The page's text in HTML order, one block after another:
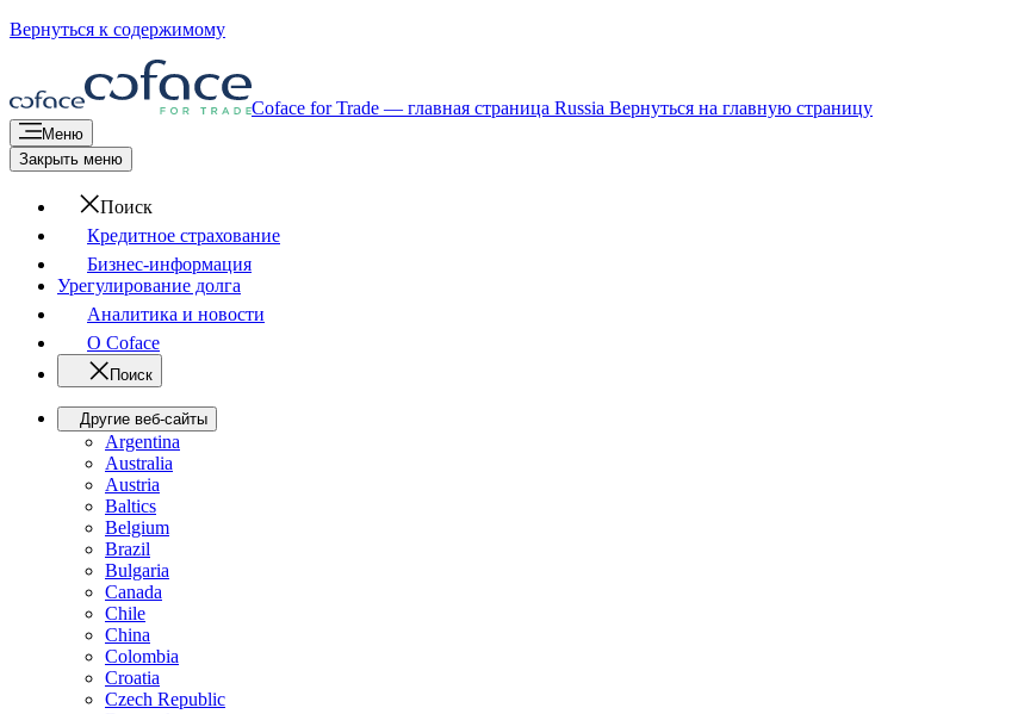
Вернуться к содержимому
Coface for Trade — главная страница Russia Вернуться на главную страницу
Меню
Закрыть меню
Поиск
Кредитное страхование
Бизнес-информация
Урегулирование долга
Аналитика и новости
О Coface
Поиск
Другие веб-сайты
Argentina
Australia
Austria
Baltics
Belgium
Brazil
Bulgaria
Canada
Chile
China
Colombia
Croatia
Czech Republic